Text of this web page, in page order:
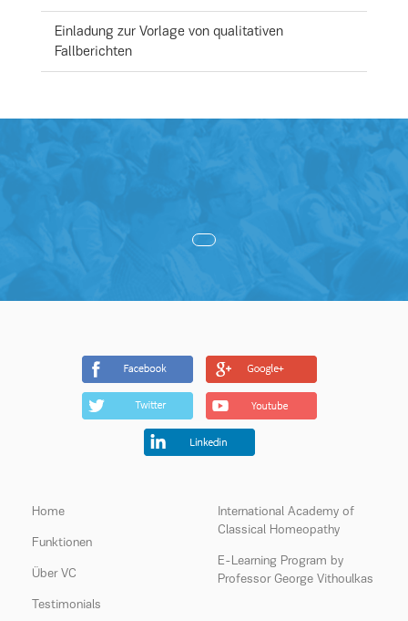
Einladung zur Vorlage von qualitativen
Fallberichten
Home
Funktionen
Über VC
Testimonials
International Academy of
Classical Homeopathy
E-Learning Program by
Professor George Vithoulkas